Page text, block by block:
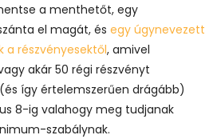
a menthetőt, egy
el magát, és egy úgynevezett
a részvényesektől, amivel
akár 50 régi részvényt
így értelemszerűen drágább)
8-ig valahogy meg tudjanak
szabálynak.